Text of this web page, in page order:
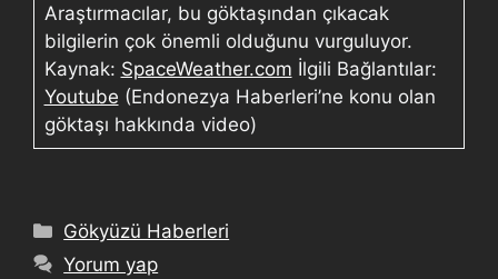
Araştırmacılar, bu göktaşından çıkacak
bilgilerin çok önemli olduğunu vurguluyor.
Kaynak: SpaceWeather.com İlgili Bağlantılar:
Youtube (Endonezya Haberleri’ne konu olan
göktaşı hakkında video)
Gökyüzü Haberleri
Yorum yap